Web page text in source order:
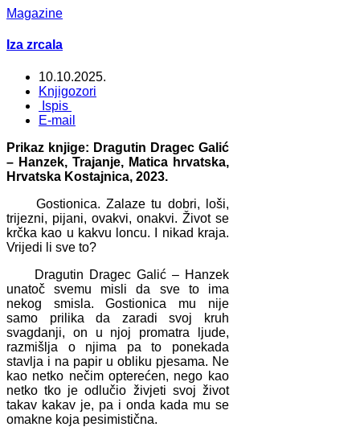
Magazine
Iza zrcala
10.10.2025.
Knjigozori
Ispis
E-mail
Prikaz knjige: Dragutin Dragec Galić
– Hanzek, Trajanje, Matica hrvatska,
Hrvatska Kostajnica, 2023.
Gostionica. Zalaze tu dobri, loši,
trijezni, pijani, ovakvi, onakvi. Život se
krčka kao u kakvu loncu. I nikad kraja.
Vrijedi li sve to?
Dragutin Dragec Galić – Hanzek
unatoč svemu misli da sve to ima
nekog smisla. Gostionica mu nije
samo prilika da zaradi svoj kruh
svagdanji, on u njoj promatra ljude,
razmišlja o njima pa to ponekada
stavlja i na papir u obliku pjesama. Ne
kao netko nečim opterećen, nego kao
netko tko je odlučio živjeti svoj život
takav kakav je, pa i onda kada mu se
omakne koja pesimistična.